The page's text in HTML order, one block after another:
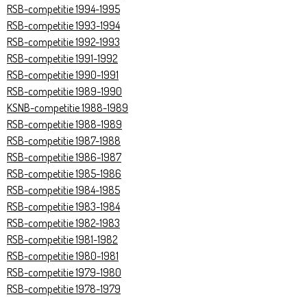
RSB-competitie 1994-1995
RSB-competitie 1993-1994
RSB-competitie 1992-1993
RSB-competitie 1991-1992
RSB-competitie 1990-1991
RSB-competitie 1989-1990
KSNB-competitie 1988-1989
RSB-competitie 1988-1989
RSB-competitie 1987-1988
RSB-competitie 1986-1987
RSB-competitie 1985-1986
RSB-competitie 1984-1985
RSB-competitie 1983-1984
RSB-competitie 1982-1983
RSB-competitie 1981-1982
RSB-competitie 1980-1981
RSB-competitie 1979-1980
RSB-competitie1978-1979